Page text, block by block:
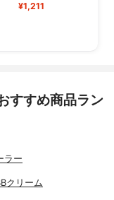
¥1,211
すすめ商品ラン
ラー
クリーム